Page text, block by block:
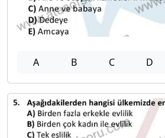
A B C D